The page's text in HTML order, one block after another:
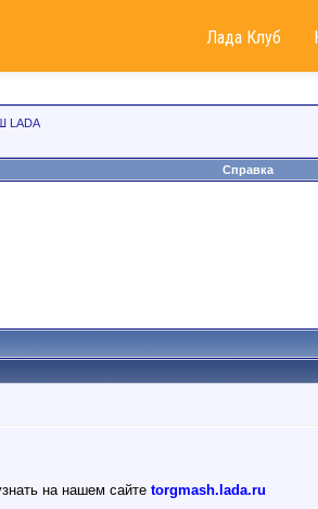
Лада Клуб
LADA
Справка
на нашем сайте torgmash.lada.ru